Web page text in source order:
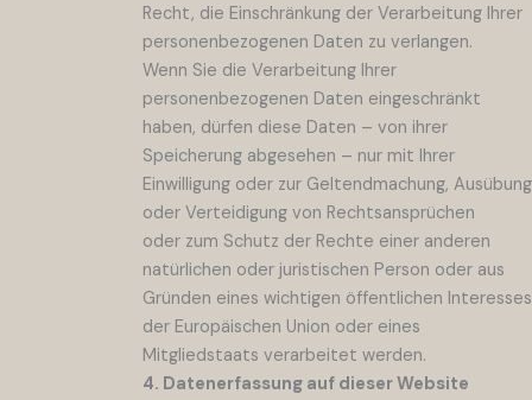
Recht, die Einschränkung der Verarbeitung Ihrer
personenbezogenen Daten zu verlangen.
Wenn Sie die Verarbeitung Ihrer
personenbezogenen Daten eingeschränkt
haben, dürfen diese Daten – von ihrer
Speicherung abgesehen – nur mit Ihrer
Einwilligung oder zur Geltendmachung, Ausübung
oder Verteidigung von Rechtsansprüchen
oder zum Schutz der Rechte einer anderen
natürlichen oder juristischen Person oder aus
Gründen eines wichtigen öffentlichen Interesses
der Europäischen Union oder eines
Mitgliedstaats verarbeitet werden.
4. Datenerfassung auf dieser Website